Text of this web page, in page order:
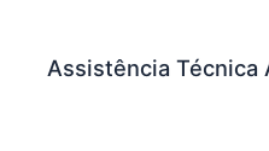
Assistência Técnica